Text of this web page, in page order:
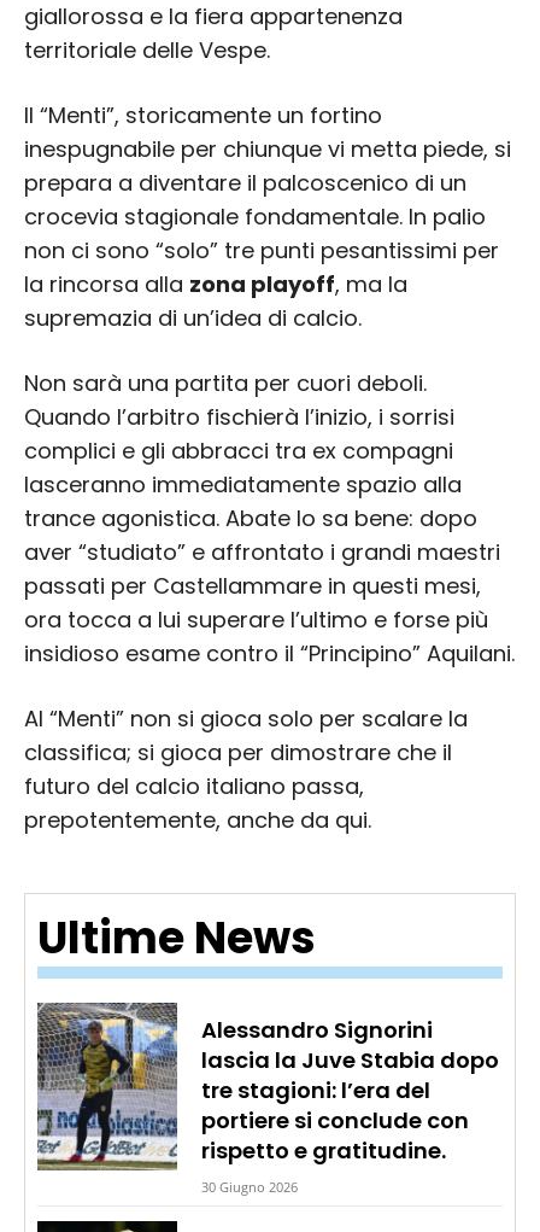
Ultime News
Alessandro Signorini
lascia la Juve Stabia dopo
tre stagioni: l’era del
portiere si conclude con
rispetto e gratitudine.
30 Giugno 2026
giallorossa e la fiera appartenenza
territoriale delle Vespe.
Il “Menti”, storicamente un fortino
inespugnabile per chiunque vi metta piede, si
prepara a diventare il palcoscenico di un
crocevia stagionale fondamentale. In palio
non ci sono “solo” tre punti pesantissimi per
la rincorsa alla zona playoff, ma la
supremazia di un’idea di calcio.
Non sarà una partita per cuori deboli.
Quando l’arbitro fischierà l’inizio, i sorrisi
complici e gli abbracci tra ex compagni
lasceranno immediatamente spazio alla
trance agonistica. Abate lo sa bene: dopo
aver “studiato” e affrontato i grandi maestri
passati per Castellammare in questi mesi,
ora tocca a lui superare l’ultimo e forse più
insidioso esame contro il “Principino” Aquilani.
Al “Menti” non si gioca solo per scalare la
classifica; si gioca per dimostrare che il
futuro del calcio italiano passa,
prepotentemente, anche da qui.